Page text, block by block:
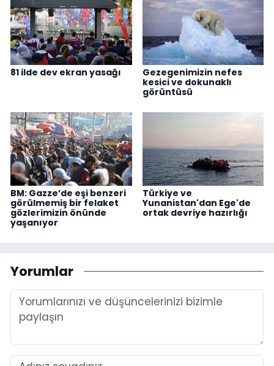
81 ilde dev ekran yasağı
Gezegenimizin nefes
kesici ve dokunaklı
görüntüsü
BM: Gazze’de eşi benzeri
görülmemiş bir felaket
gözlerimizin önünde
yaşanıyor
Türkiye ve
Yunanistan'dan Ege'de
ortak devriye hazırlığı
Yorumlar